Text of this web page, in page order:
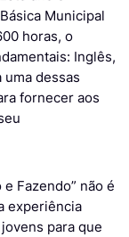
Municipal
horas, o
Inglês,
uma dessas
fornecer aos
Fazendo” não é
experiência
para que